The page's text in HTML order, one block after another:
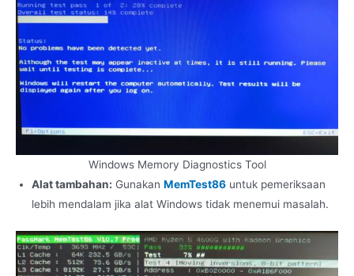
Windows Memory Diagnostics Tool
Alat tambahan: Gunakan MemTest86 untuk pemeriksaan
lebih mendalam jika alat Windows tidak menemui masalah.